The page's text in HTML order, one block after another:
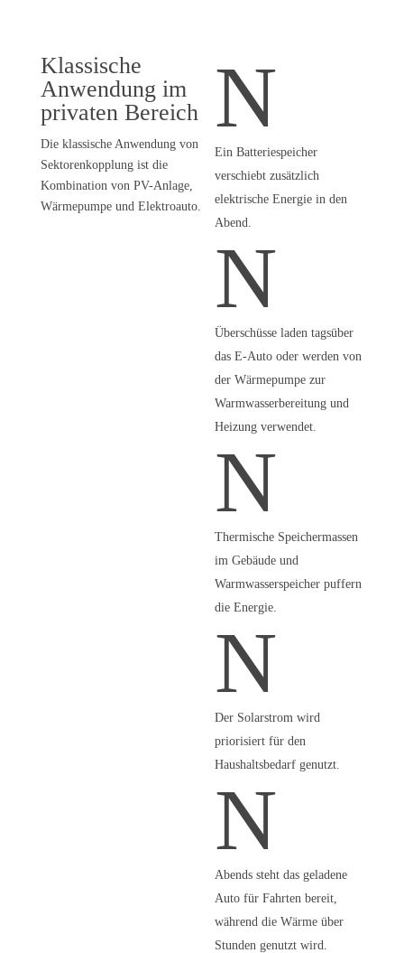
Klassische
Anwendung im
privaten Bereich
Die klassische Anwendung von
Sektorenkopplung ist die
Kombination von PV-Anlage,
Wärmepumpe und Elektroauto.
N
Ein Batteriespeicher
verschiebt zusätzlich
elektrische Energie in den
Abend.
N
Überschüsse laden tagsüber
das E-Auto oder werden von
der Wärmepumpe zur
Warmwasserbereitung und
Heizung verwendet.
N
Thermische Speichermassen
im Gebäude und
Warmwasserspeicher puffern
die Energie.
N
Der Solarstrom wird
priorisiert für den
Haushaltsbedarf genutzt.
N
Abends steht das geladene
Auto für Fahrten bereit,
während die Wärme über
Stunden genutzt wird.